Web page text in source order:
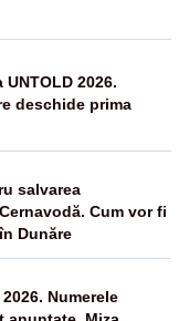
2026.
deschide prima
salvarea
Cum vor fi
Dunăre
Numerele